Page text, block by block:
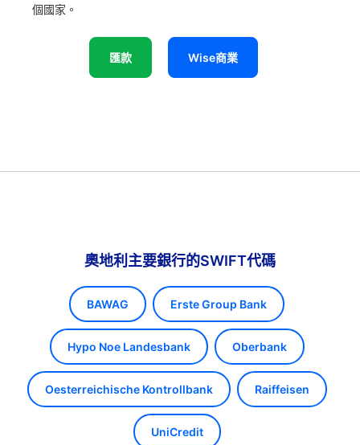
個國家。
匯款 Wise商業
奧地利主要銀行的SWIFT代碼
BAWAG Erste Group Bank
Hypo Noe Landesbank Oberbank
Oesterreichische Kontrollbank Raiffeisen
UniCredit